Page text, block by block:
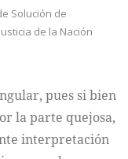
Solución de
de la Nación
pues si bien
la parte quejosa,
interpretación